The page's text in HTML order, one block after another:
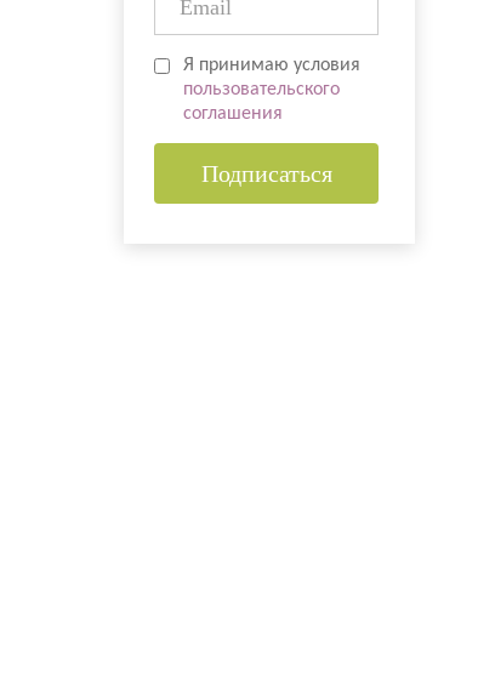
Я принимаю условия
пользовательского
соглашения
Подписаться